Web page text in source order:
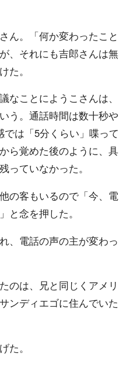
ん。「何か変わったこと
、それにも吉郎さんは無
た。
ことにようこさんは、
う。通話時間は数十秒や
は「5分くらい」喋って
ら覚めた後のように、具
っていなかった。
の客もいるので「今、電
と念を押した。
、電話の声の主が変わっ
のは、兄と同じくアメリ
ンディエゴに住んでいた
た。